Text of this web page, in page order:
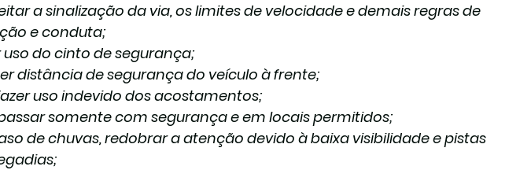
a sinalização da via, os limites de velocidade e demais regras de
e conduta;
uso do cinto de segurança;
distância de segurança do veículo à frente;
uso indevido dos acostamentos;
somente com segurança e em locais permitidos;
de chuvas, redobrar a atenção devido à baixa visibilidade e pistas